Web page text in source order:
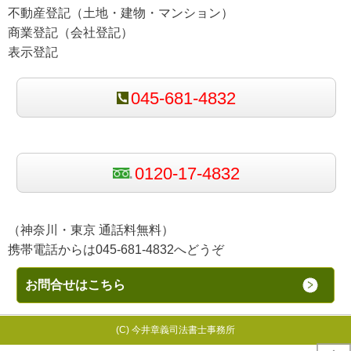
不動産登記（土地・建物・マンション）
商業登記（会社登記）
表示登記
045-681-4832
0120-17-4832
（神奈川・東京 通話料無料）
携帯電話からは045-681-4832へどうぞ
お問合せはこちら
(C) 今井章義司法書士事務所